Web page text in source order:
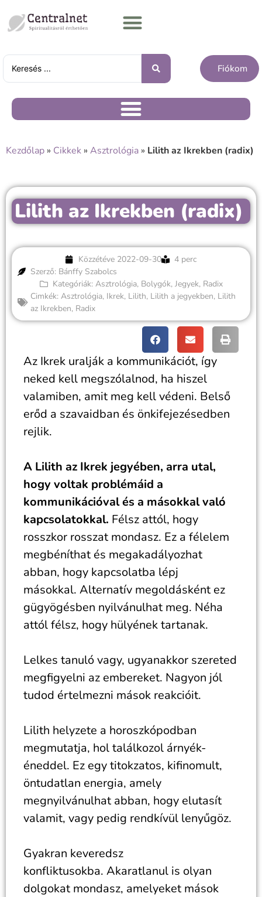
Fiókom
Kezdőlap » Cikkek » Asztrológia » Lilith az Ikrekben (radix)
Lilith az Ikrekben (radix)
Közzétéve 2022-09-30
4 perc
Szerző: Bánffy Szabolcs
Kategóriák: Asztrológia, Bolygók, Jegyek, Radix
Cimkék: Asztrológia, Ikrek, Lilith, Lilith a jegyekben, Lilith
az Ikrekben, Radix
Az Ikrek uralják a kommunikációt, így
neked kell megszólalnod, ha hiszel
valamiben, amit meg kell védeni. Belső
erőd a szavaidban és önkifejezésedben
rejlik.
A Lilith az Ikrek jegyében, arra utal,
hogy voltak problémáid a
kommunikációval és a másokkal való
kapcsolatokkal. Félsz attól, hogy
rosszkor rosszat mondasz. Ez a félelem
megbéníthat és megakadályozhat
abban, hogy kapcsolatba lépj
másokkal. Alternatív megoldásként ez
gügyögésben nyilvánulhat meg. Néha
attól félsz, hogy hülyének tartanak.
Lelkes tanuló vagy, ugyanakkor szereted
megfigyelni az embereket. Nagyon jól
tudod értelmezni mások reakcióit.
Lilith helyzete a horoszkópodban
megmutatja, hol találkozol árnyék-
éneddel. Ez egy titokzatos, kifinomult,
öntudatlan energia, amely
megnyilvánulhat abban, hogy elutasít
valamit, vagy pedig rendkívül lenyűgöz.
Gyakran keveredsz
konfliktusokba. Akaratlanul is olyan
dolgokat mondasz, amelyeket mások